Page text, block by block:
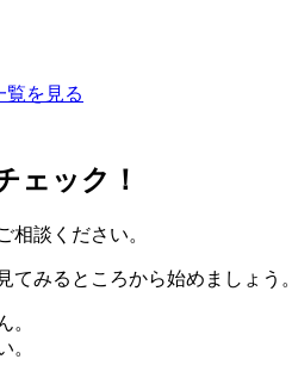
覧を見る
ェック！
談ください。
みるところから始めましょう。
。
。